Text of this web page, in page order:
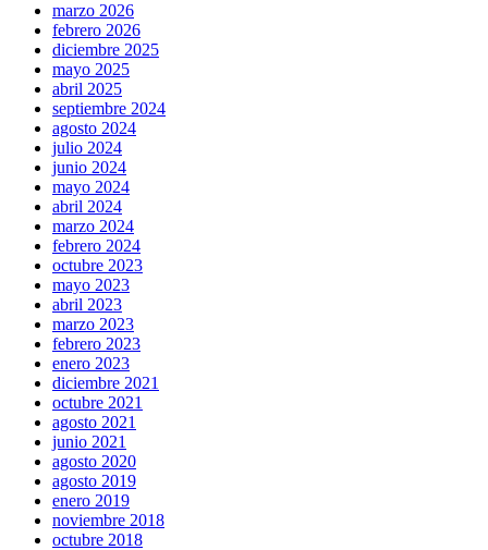
marzo 2026
febrero 2026
diciembre 2025
mayo 2025
abril 2025
septiembre 2024
agosto 2024
julio 2024
junio 2024
mayo 2024
abril 2024
marzo 2024
febrero 2024
octubre 2023
mayo 2023
abril 2023
marzo 2023
febrero 2023
enero 2023
diciembre 2021
octubre 2021
agosto 2021
junio 2021
agosto 2020
agosto 2019
enero 2019
noviembre 2018
octubre 2018